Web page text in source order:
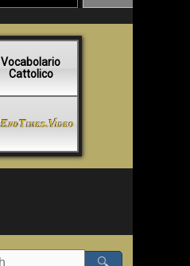
Vocabolario
Cattolico
🔍